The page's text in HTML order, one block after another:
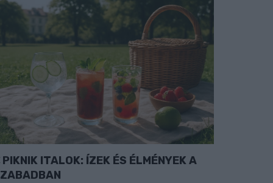
PIKNIK ITALOK: ÍZEK ÉS ÉLMÉNYEK A